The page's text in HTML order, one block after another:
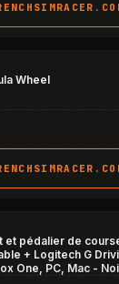
Wheel
et pédalier de
+ Logitech G
One, PC, Mac -